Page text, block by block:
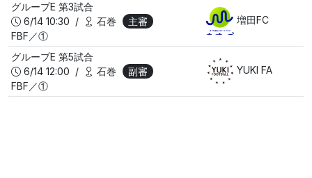
グループE 第3試合
6/14 10:30 /
石巻
FBF／①
主審 増田FC
グループE 第5試合
6/14 12:00 /
石巻
FBF／①
副審 YUKI FA